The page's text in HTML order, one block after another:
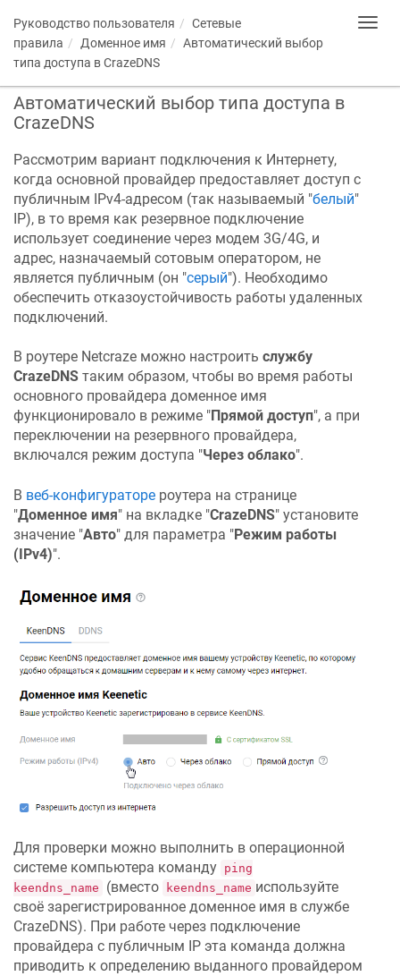
Руководство пользователя
Сетевые
правила
Доменное имя
Автоматический выбор
типа доступа вCrazeDNS
Автоматический выбор типа доступа в
CrazeDNS
Рассмотрим вариант подключения к Интернету,
когда основной провайдер предоставляет доступ с
публичным IPv4-адресом (так называемый "белый"
IP), в то время как резервное подключение
использует соединение через модем 3G/4G, и
адрес, назначаемый сотовым оператором, не
является публичным (он "серый"). Необходимо
обеспечить отказоустойчивость работы удаленных
подключений.
В роутере Netcraze можно настроить службу
CrazeDNS таким образом, чтобы во время работы
основного провайдера доменное имя
функционировало в режиме "Прямой доступ", а при
переключении на резервного провайдера,
включался режим доступа "Через облако".
В веб-конфигураторе роутера на странице
"Доменное имя" на вкладке "CrazeDNS" установите
значение "Авто" для параметра "Режим работы
(IPv4)".
Для проверки можно выполнить в операционной
системе компьютера команду ping
keendns_name
(вместо keendns_name используйте
своё зарегистрированное доменное имя в службе
CrazeDNS). При работе через подключение
провайдера с публичным IP эта команда должна
приводить к определению выданного провайдером